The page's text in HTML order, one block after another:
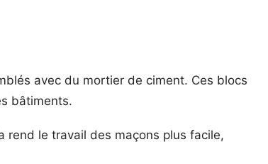
avec du mortier de ciment. Ces blocs
bâtiments.
rend le travail des maçons plus facile,